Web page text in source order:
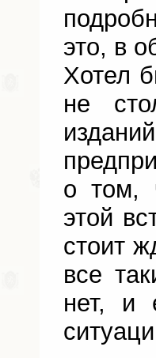
это, в
Хотел
не
о том,
этой
стоит
все
нет, и